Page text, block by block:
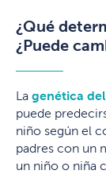
¿Qué
¿Puede
La genética
puede
niño según el
padres con un
un niño o niña